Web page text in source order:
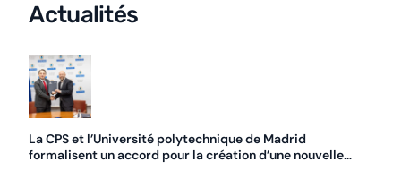
Actualités
La CPS et l’Université polytechnique de Madrid
formalisent un accord pour la création d’une nouvelle